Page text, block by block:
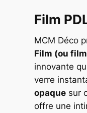
Film
MCM Déco
Film (ou
innovante
verre
opaquesur
offre une